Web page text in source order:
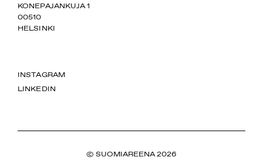
SUOMIAREENA
KONEPAJANKUJA 1
00510
HELSINKI
INSTAGRAM
LINKEDIN
© SUOMIAREENA 2026